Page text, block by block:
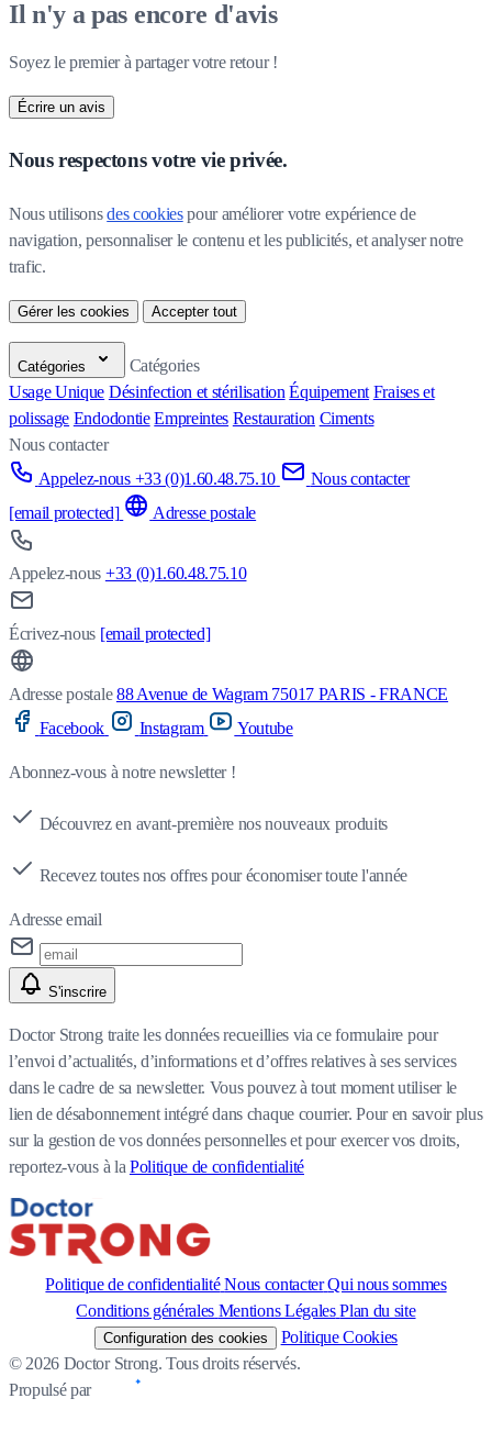
Il n'y a pas encore d'avis
Soyez le premier à partager votre retour !
Écrire un avis
Nous respectons votre vie privée.
Nous utilisons des cookies pour améliorer votre expérience de
navigation, personnaliser le contenu et les publicités, et analyser notre
trafic.
Gérer les cookies Accepter tout
Catégories
Catégories
Usage Unique Désinfection et stérilisation Équipement Fraises et
polissage Endodontie Empreintes Restauration Ciments
Nous contacter
Appelez-nous +33 (0)1.60.48.75.10
Nous contacter
[email protected]
Adresse postale
Appelez-nous +33 (0)1.60.48.75.10
Écrivez-nous [email protected]
Adresse postale 88 Avenue de Wagram 75017 PARIS - FRANCE
Facebook
Instagram Youtube
Abonnez-vous à notre newsletter !
Découvrez en avant-première nos nouveaux produits
Recevez toutes nos offres pour économiser toute l'année
Adresse email
S'inscrire
Doctor Strong traite les données recueillies via ce formulaire pour
l’envoi d’actualités, d’informations et d’offres relatives à ses services
dans le cadre de sa newsletter. Vous pouvez à tout moment utiliser le
lien de désabonnement intégré dans chaque courrier. Pour en savoir plus
sur la gestion de vos données personnelles et pour exercer vos droits,
reportez-vous à la Politique de confidentialité
Politique de confidentialité Nous contacter Qui nous sommes
Conditions générales Mentions Légales Plan du site
Configuration des cookies
Politique Cookies
© 2026 Doctor Strong. Tous droits réservés.
Propulsé par